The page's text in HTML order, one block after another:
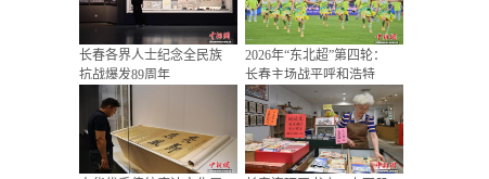
长春各界人士纪念全民族
抗战爆发89周年
2026年“东北超”第四轮：
长春主场战平呼和浩特